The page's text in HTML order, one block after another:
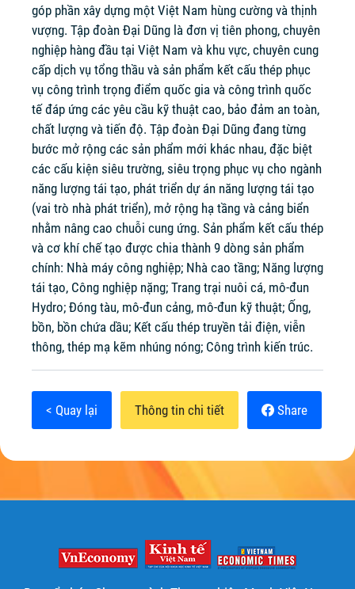
góp phần xây dựng một Việt Nam hùng cường và thịnh
vượng. Tập đoàn Đại Dũng là đơn vị tiên phong, chuyên
nghiệp hàng đầu tại Việt Nam và khu vực, chuyên cung
cấp dịch vụ tổng thầu và sản phẩm kết cấu thép phục
vụ công trình trọng điểm quốc gia và công trình quốc
tế đáp ứng các yêu cầu kỹ thuật cao, bảo đảm an toàn,
chất lượng và tiến độ. Tập đoàn Đại Dũng đang từng
bước mở rộng các sản phẩm mới khác nhau, đặc biệt
các cấu kiện siêu trường, siêu trọng phục vụ cho ngành
năng lượng tái tạo, phát triển dự án năng lượng tái tạo
(vai trò nhà phát triển), mở rộng hạ tầng và cảng biển
nhằm nâng cao chuỗi cung ứng. Sản phẩm kết cấu thép
và cơ khí chế tạo được chia thành 9 dòng sản phẩm
chính: Nhà máy công nghiệp; Nhà cao tầng; Năng lượng
tái tạo, Công nghiệp nặng; Trang trại nuôi cá, mô-đun
Hydro; Đóng tàu, mô-đun cảng, mô-đun kỹ thuật; Ống,
bồn, bồn chứa dầu; Kết cấu thép truyền tải điện, viễn
thông, thép mạ kẽm nhúng nóng; Công trình kiến trúc.
< Quay lại Thông tin chi tiết Share